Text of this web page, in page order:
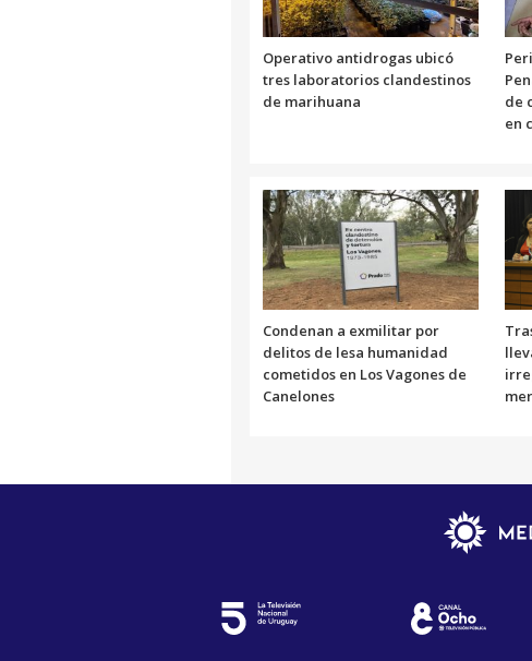
Operativo antidrogas ubicó
tres laboratorios clandestinos
de marihuana
de
en
Condenan a exmilitar por
delitos de lesa humanidad
cometidos en Los Vagones de
Canelones